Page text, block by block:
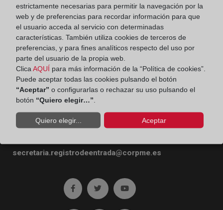
Colegio de Registradores
Diego de León, 21. 28006 Madrid
Teléfono:91 270 16 99
Fax:91 564 11 59
Email:contacto@registradores.org
secretaria.registrodeentrada@corpme.es
Ir a facebook (abre en ventana nueva)
Ir a twitter (abre en ventana nueva)
Ir a YouTube (abre en
estrictamente necesarias para permitir la navegación por la
web y de preferencias para recordar información para que
el usuario acceda al servicio con determinadas
características. También utiliza cookies de terceros de
preferencias, y para fines analíticos respecto del uso por
parte del usuario de la propia web.
Clica AQUÍ para más información de la “Política de cookies”.
Puede aceptar todas las cookies pulsando el botón
“Aceptar” o configurarlas o rechazar su uso pulsando el
botón “Quiero elegir…”
Quiero elegir... Aceptar